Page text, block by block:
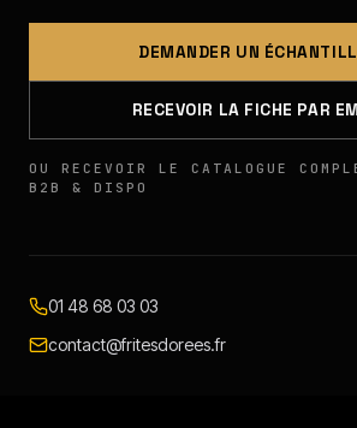
DEMANDER UN
RECEVOIR LA FICHE PAR
OU RECEVOIR LE CATALOGUE
B2B & DISPO
01 48 68 03 03
contact@fritesdorees.fr